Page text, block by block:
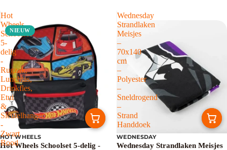
Hot
Wheels
Schoolset
5-
delig
-
Rugzak,
Lunchtas,
Drinkfles,
Etui
&
Sleutelhanger
-
Zwart
Rood
NIEUW
HOT WHEELS
Hot Wheels Schoolset 5-delig -
Wednesday
Strandlaken
Meisjes
–
70x140
cm
–
Polyester
–
Sneldrogend
–
Strand
Handdoek
WEDNESDAY
Wednesday Strandlaken Meisjes